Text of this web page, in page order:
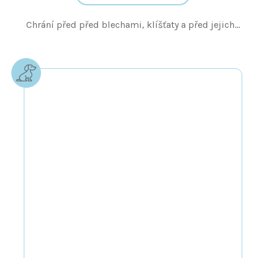
Chrání před před blechami, klíšťaty a před jejich...